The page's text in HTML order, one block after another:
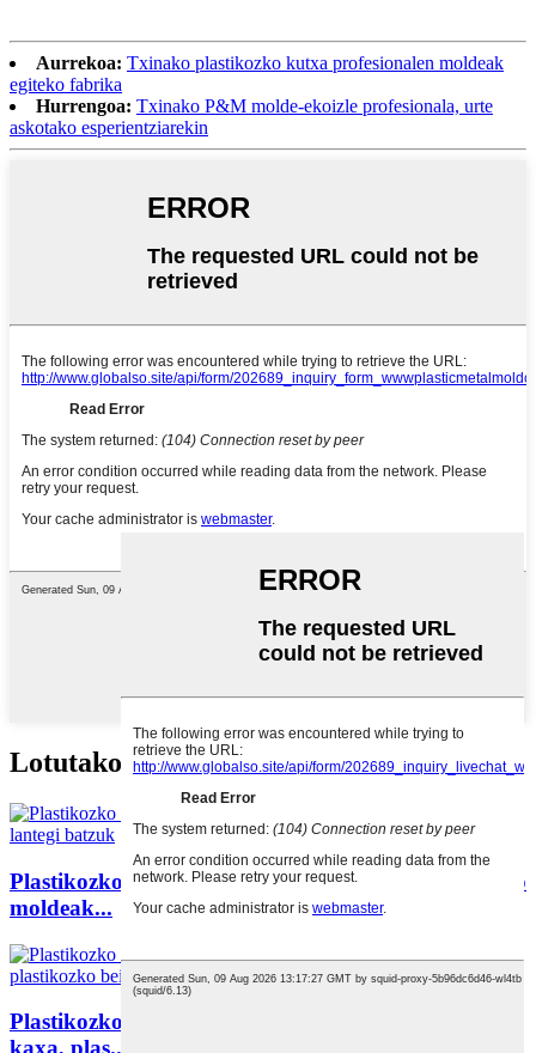
Aurrekoa: Txinako plastikozko kutxa profesionalen moldeak
egiteko fabrika
Hurrengoa: Txinako P&M molde-ekoizle profesionala, urte
askotako esperientziarekin
Lotutako produktuak
Plastikozko kaxak, pilotak, oinetakoak eta bestelako
moldeak...
Plastikozko kaxa, betaurreko markoa, txokolate
kaxa, plas...